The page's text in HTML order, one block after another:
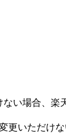
い場合、
いただけ